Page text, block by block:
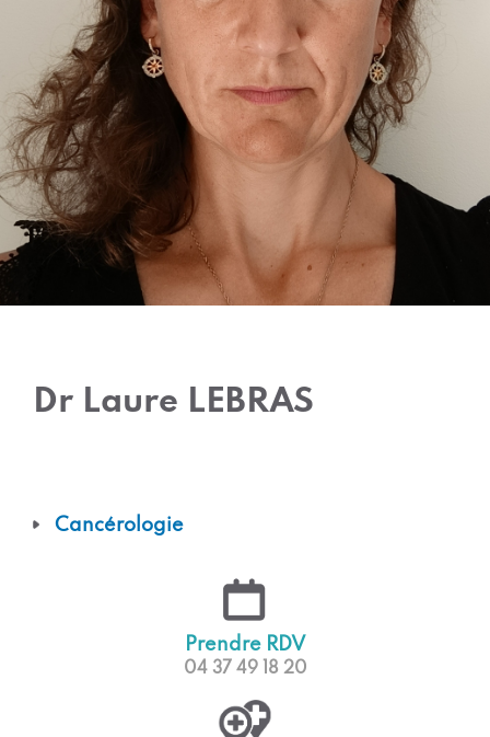
Dr Laure LEBRAS
Cancérologie
Prendre RDV
04 37 49 18 20